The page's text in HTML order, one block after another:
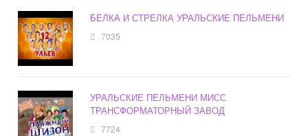
БЕЛКА И СТРЕЛКА УРАЛЬСКИЕ ПЕЛЬМЕНИ
7035
УРАЛЬСКИЕ ПЕЛЬМЕНИ МИСС
ТРАНСФОРМАТОРНЫЙ ЗАВОД
7724